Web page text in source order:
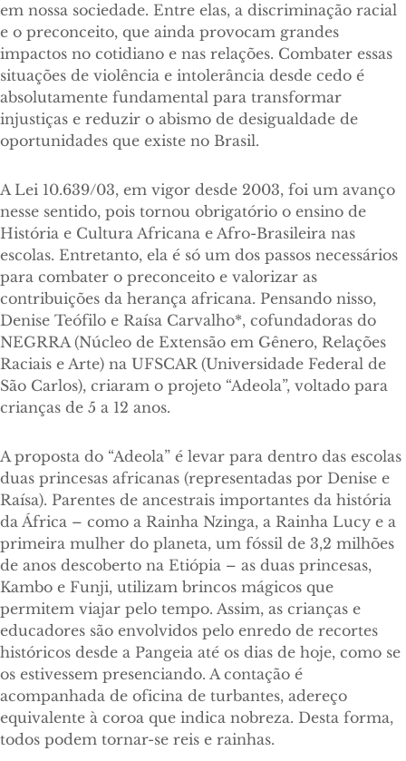
em nossa sociedade. Entre elas, a discriminação racial
e o preconceito, que ainda provocam grandes
impactos no cotidiano e nas relações. Combater essas
situações de violência e intolerância desde cedo é
absolutamente fundamental para transformar
injustiças e reduzir o abismo de desigualdade de
oportunidades que existe no Brasil.
A Lei 10.639/03, em vigor desde 2003, foi um avanço
nesse sentido, pois tornou obrigatório o ensino de
História e Cultura Africana e Afro-Brasileira nas
escolas. Entretanto, ela é só um dos passos necessários
para combater o preconceito e valorizar as
contribuições da herança africana. Pensando nisso,
Denise Teófilo e Raísa Carvalho*, cofundadoras do
NEGRRA (Núcleo de Extensão em Gênero, Relações
Raciais e Arte) na UFSCAR (Universidade Federal de
São Carlos), criaram o projeto “Adeola”, voltado para
crianças de 5 a 12 anos.
A proposta do “Adeola” é levar para dentro das escolas
duas princesas africanas (representadas por Denise e
Raísa). Parentes de ancestrais importantes da história
da África – como a Rainha Nzinga, a Rainha Lucy e a
primeira mulher do planeta, um fóssil de 3,2 milhões
de anos descoberto na Etiópia – as duas princesas,
Kambo e Funji, utilizam brincos mágicos que
permitem viajar pelo tempo. Assim, as crianças e
educadores são envolvidos pelo enredo de recortes
históricos desde a Pangeia até os dias de hoje, como se
os estivessem presenciando. A contação é
acompanhada de oficina de turbantes, adereço
equivalente à coroa que indica nobreza. Desta forma,
todos podem tornar-se reis e rainhas.